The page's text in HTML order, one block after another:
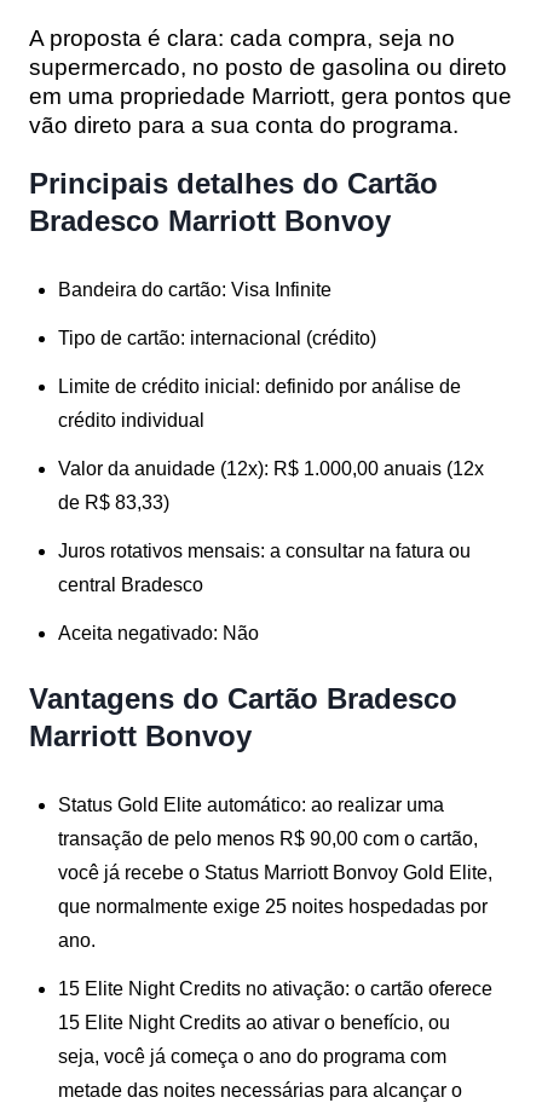
A proposta é clara: cada compra, seja no
supermercado, no posto de gasolina ou direto
em uma propriedade Marriott, gera pontos que
vão direto para a sua conta do programa.
Principais detalhes do Cartão
Bradesco Marriott Bonvoy
Bandeira do cartão: Visa Infinite
Tipo de cartão: internacional (crédito)
Limite de crédito inicial: definido por análise de
crédito individual
Valor da anuidade (12x): R$ 1.000,00 anuais (12x
de R$ 83,33)
Juros rotativos mensais: a consultar na fatura ou
central Bradesco
Aceita negativado: Não
Vantagens do Cartão Bradesco
Marriott Bonvoy
Status Gold Elite automático: ao realizar uma
transação de pelo menos R$ 90,00 com o cartão,
você já recebe o Status Marriott Bonvoy Gold Elite,
que normalmente exige 25 noites hospedadas por
ano.
15 Elite Night Credits no ativação: o cartão oferece
15 Elite Night Credits ao ativar o benefício, ou
seja, você já começa o ano do programa com
metade das noites necessárias para alcançar o